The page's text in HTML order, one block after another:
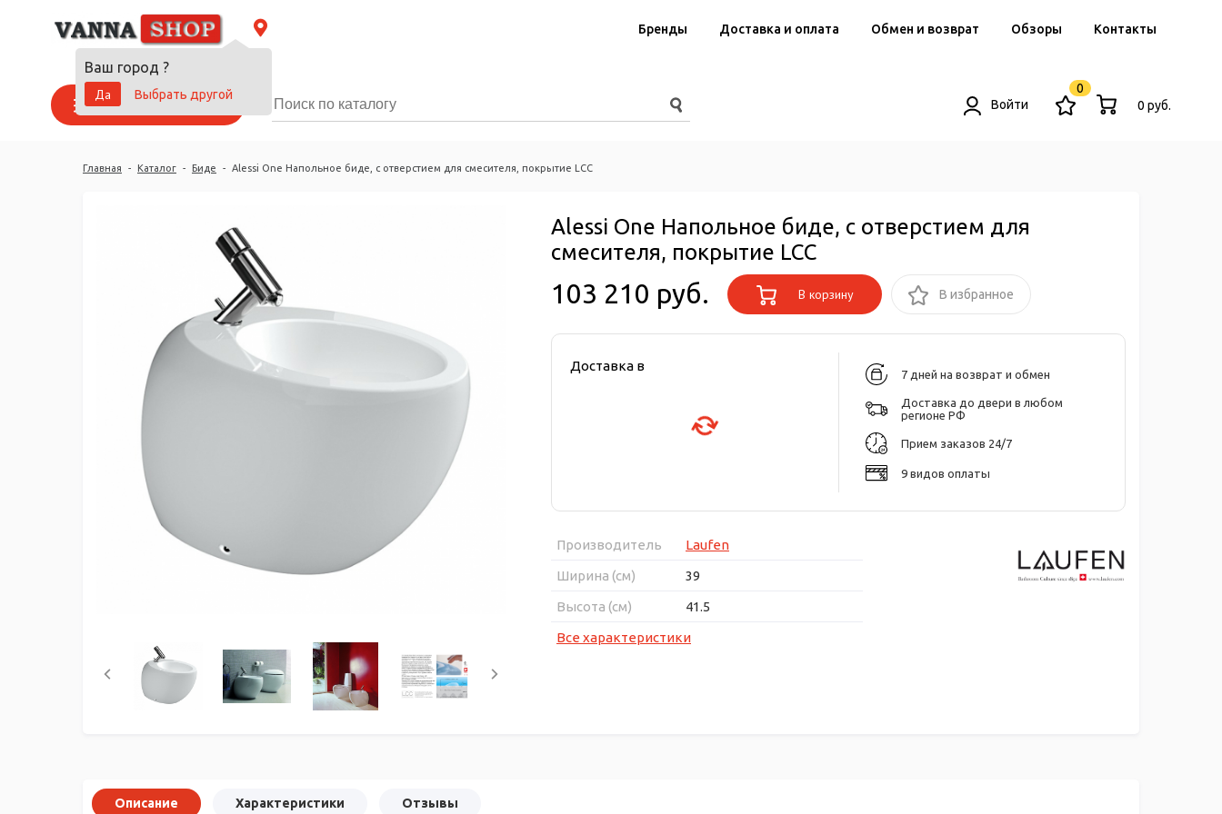
Ваш город ?
Да
Выбрать другой
Бренды Доставка и оплата Обмен и возврат Обзоры Контакты
Каталог товаров Войти
0
0 руб.
Главная - Каталог - Биде - Alessi One Напольное биде, с отверстием для смесителя, покрытие LCC
Alessi One Напольное биде, с отверстием для
смесителя, покрытие LCC
103 210 руб. В корзину В избранное
Доставка в
7 дней на возврат и обмен
Доставка до двери в любом
регионе РФ
Прием заказов 24/7
9 видов оплаты
Производитель
Laufen
Ширина (см)
39
Высота (см)
41.5
Все характеристики
Описание Характеристики Отзывы